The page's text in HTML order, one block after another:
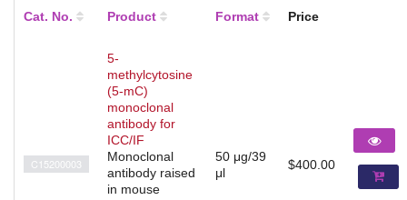
Cat. No. Product Format Price
C15200003
5-
methylcytosine
(5-mC)
monoclonal
antibody for
ICC/IF
Monoclonal
antibody raised
in mouse
50 μg/39
μl
$400.00